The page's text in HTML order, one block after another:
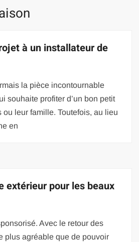
à un installateur de
la pièce incontournable
souhaite profiter d’un bon petit
ou leur famille. Toutefois, au lieu
en
extérieur pour les beaux
Avec le retour des
plus agréable que de pouvoir